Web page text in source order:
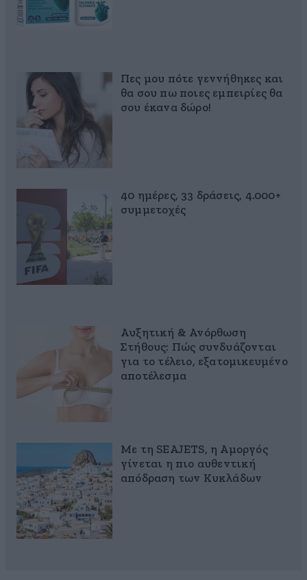
Πες μου πότε γεννήθηκες και
θα σου πω ποιες εμπειρίες θα
σου έκανα δώρο!
40 ημέρες, 33 δράσεις, 4.000+
συμμετοχές
Αυξητική & Ανόρθωση
Στήθους: Πώς συνδυάζονται
για το τέλειο, εξατομικευμένο
αποτέλεσμα
Με τη SEAJETS, η Αμοργός
γίνεται η πιο αυθεντική
απόδραση των Κυκλάδων